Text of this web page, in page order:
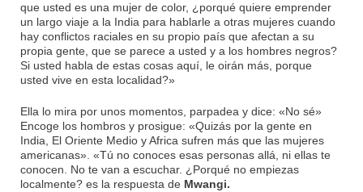
que usted es una mujer de color, ¿porqué quiere emprender
un largo viaje a la India para hablarle a otras mujeres cuando
hay conflictos raciales en su propio país que afectan a su
propia gente, que se parece a usted y a los hombres negros?
Si usted habla de estas cosas aquí, le oirán más, porque
usted vive en esta localidad?»
Ella lo mira por unos momentos, parpadea y dice: «No sé»
Encoge los hombros y prosigue: «Quizás por la gente en
India, El Oriente Medio y Africa sufren más que las mujeres
americanas». «Tú no conoces esas personas allá, ni ellas te
conocen. No te van a escuchar. ¿Porqué no empiezas
localmente? es la respuesta de Mwangi.